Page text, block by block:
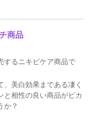
商品
するニキビケア商品で
美白効果まである凄く
と相性の良い商品がピカ
か？